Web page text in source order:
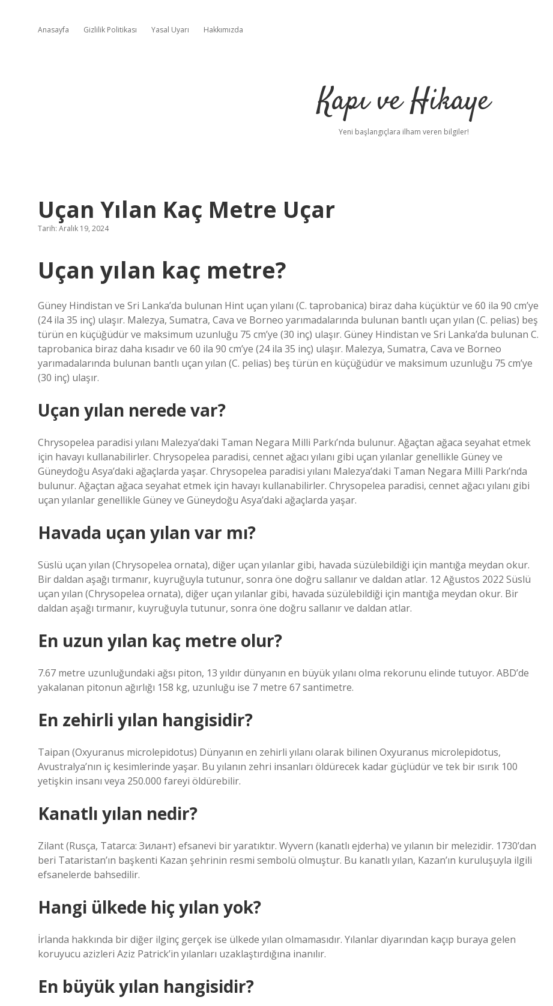
Anasayfa Gizlilik Politikası Yasal Uyarı Hakkımızda
Kapı ve Hikaye
Yeni başlangıçlara ilham veren bilgiler!
Uçan Yılan Kaç Metre Uçar
Tarih: Aralık 19, 2024
Uçan yılan kaç metre?
Güney Hindistan ve Sri Lanka’da bulunan Hint uçan yılanı (C. taprobanica) biraz daha küçüktür ve 60 ila 90 cm’ye
(24 ila 35 inç) ulaşır. Malezya, Sumatra, Cava ve Borneo yarımadalarında bulunan bantlı uçan yılan (C. pelias) beş
türün en küçüğüdür ve maksimum uzunluğu 75 cm’ye (30 inç) ulaşır. Güney Hindistan ve Sri Lanka’da bulunan C.
taprobanica biraz daha kısadır ve 60 ila 90 cm’ye (24 ila 35 inç) ulaşır. Malezya, Sumatra, Cava ve Borneo
yarımadalarında bulunan bantlı uçan yılan (C. pelias) beş türün en küçüğüdür ve maksimum uzunluğu 75 cm’ye
(30 inç) ulaşır.
Uçan yılan nerede var?
Chrysopelea paradisi yılanı Malezya’daki Taman Negara Milli Parkı’nda bulunur. Ağaçtan ağaca seyahat etmek
için havayı kullanabilirler. Chrysopelea paradisi, cennet ağacı yılanı gibi uçan yılanlar genellikle Güney ve
Güneydoğu Asya’daki ağaçlarda yaşar. Chrysopelea paradisi yılanı Malezya’daki Taman Negara Milli Parkı’nda
bulunur. Ağaçtan ağaca seyahat etmek için havayı kullanabilirler. Chrysopelea paradisi, cennet ağacı yılanı gibi
uçan yılanlar genellikle Güney ve Güneydoğu Asya’daki ağaçlarda yaşar.
Havada uçan yılan var mı?
Süslü uçan yılan (Chrysopelea ornata), diğer uçan yılanlar gibi, havada süzülebildiği için mantığa meydan okur.
Bir daldan aşağı tırmanır, kuyruğuyla tutunur, sonra öne doğru sallanır ve daldan atlar. 12 Ağustos 2022 Süslü
uçan yılan (Chrysopelea ornata), diğer uçan yılanlar gibi, havada süzülebildiği için mantığa meydan okur. Bir
daldan aşağı tırmanır, kuyruğuyla tutunur, sonra öne doğru sallanır ve daldan atlar.
En uzun yılan kaç metre olur?
7.67 metre uzunluğundaki ağsı piton, 13 yıldır dünyanın en büyük yılanı olma rekorunu elinde tutuyor. ABD’de
yakalanan pitonun ağırlığı 158 kg, uzunluğu ise 7 metre 67 santimetre.
En zehirli yılan hangisidir?
Taipan (Oxyuranus microlepidotus) Dünyanın en zehirli yılanı olarak bilinen Oxyuranus microlepidotus,
Avustralya’nın iç kesimlerinde yaşar. Bu yılanın zehri insanları öldürecek kadar güçlüdür ve tek bir ısırık 100
yetişkin insanı veya 250.000 fareyi öldürebilir.
Kanatlı yılan nedir?
Zilant (Rusça, Tatarca: Зилант) efsanevi bir yaratıktır. Wyvern (kanatlı ejderha) ve yılanın bir melezidir. 1730’dan
beri Tataristan’ın başkenti Kazan şehrinin resmi sembolü olmuştur. Bu kanatlı yılan, Kazan’ın kuruluşuyla ilgili
efsanelerde bahsedilir.
Hangi ülkede hiç yılan yok?
İrlanda hakkında bir diğer ilginç gerçek ise ülkede yılan olmamasıdır. Yılanlar diyarından kaçıp buraya gelen
koruyucu azizleri Aziz Patrick’in yılanları uzaklaştırdığına inanılır.
En büyük yılan hangisidir?